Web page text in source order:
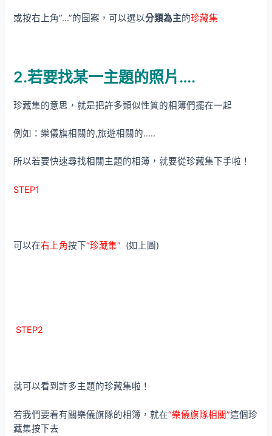
或按右上角”…”的圖案，可以選以分類為主的珍藏集
2.若要找某一主題的照片….
珍藏集的意思，就是把許多類似性質的相簿們擺在一起
例如：樂儀旗相關的,旅遊相關的…..
所以若要快速尋找相關主題的相簿，就要從珍藏集下手啦！
STEP1
可以在右上角按下“珍藏集” (如上圖)
STEP2
就可以看到許多主題的珍藏集啦！
若我們要看有關樂儀旗隊的相簿，就在“樂儀旗隊相關”這個珍
藏集按下去